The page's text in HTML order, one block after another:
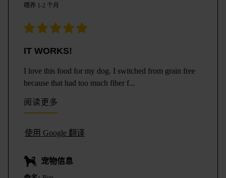
喂养 1-2 个月
IT WORKS!
阅读更多
I love this food for my dog. I switched from grain free
because that had too much fiber f...
使用 Google 翻译
宠物信息